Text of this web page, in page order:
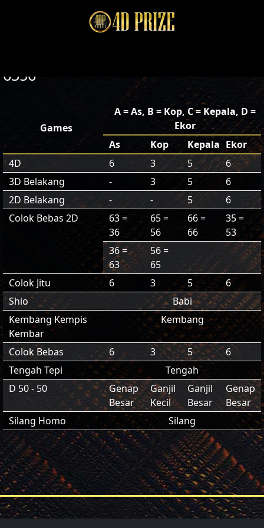
6356
Games
A = As, B = Kop, C = Kepala, D =
Ekor
As
Kop Kepala Ekor
4D
6 3 5
6
3D Belakang
- 3 5
6
2D Belakang
- - 5
6
Colok Bebas 2D
63 =
36
65 =
56
66 =
66
35 =
53
36 =
63
56 =
65
Colok Jitu
6 3 5
6
Shio
Babi
Kembang Kempis
Kembar
Kembang
Colok Bebas 6 3 5
6
Tengah Tepi
Tengah
D 50 - 50
Genap
Besar
Ganjil
Kecil
Ganjil
Besar
Genap
Besar
Silang Homo
Silang